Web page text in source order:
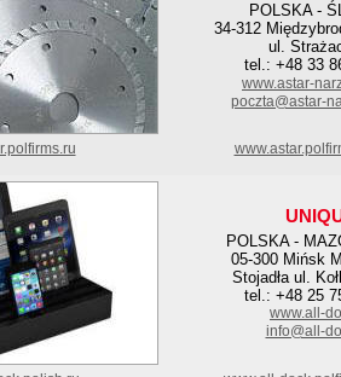
POLSKA -
34-312
ul.
tel.: +48 33
www.astar-
poczta@astar-
POLSKA -
05-300 Mińsk
Stojadła ul.
tel.: +48 25
www.all-
info@all-